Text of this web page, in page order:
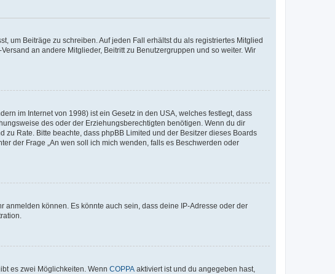
um Beiträge zu schreiben. Auf jeden Fall erhältst du als registriertes Mitglied
an andere Mitglieder, Beitritt zu Benutzergruppen und so weiter. Wir
im Internet von 1998) ist ein Gesetz in den USA, welches festlegt, dass
des oder der Erziehungsberechtigten benötigen. Wenn du dir
Rate. Bitte beachte, dass phpBB Limited und der Besitzer dieses Boards
der Frage „An wen soll ich mich wenden, falls es Beschwerden oder
können. Es könnte auch sein, dass deine IP-Adresse oder der
es zwei Möglichkeiten. Wenn COPPA aktiviert ist und du angegeben hast,